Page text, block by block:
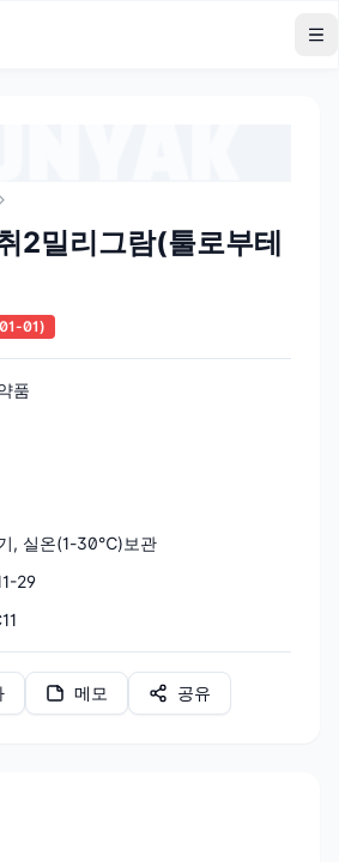
2밀리그람(툴로부테
01)
품
, 실온(1-30℃)보관
29
메모 공유